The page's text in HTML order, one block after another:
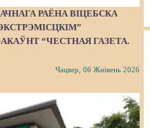
РАЁНА ВІЦЕБСКА
АКАЎНТ “ЧЕСТНАЯ ГАЗЕТА.
Чацвер, 06 Жнівень 2026